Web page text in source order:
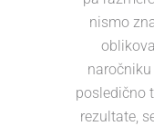
nismo
posledično
rezultate,